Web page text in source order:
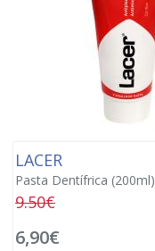
LACER
Pasta Dentífrica (200ml)
9.50€
6,90€